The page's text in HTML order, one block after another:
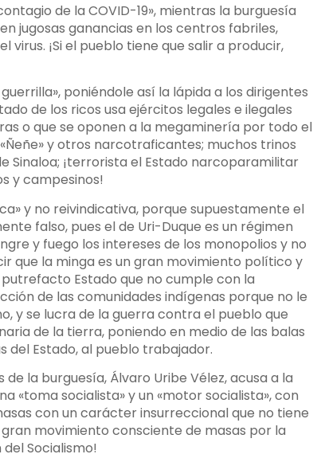
de la COVID-19», mientras la burguesía
jugosas ganancias en los centros fabriles,
¡Si el pueblo tiene que salir a producir,
poniéndole así la lápida a los dirigentes
de los ricos usa ejércitos legales e ilegales
o que se oponen a la megaminería por todo el
y otros narcotraficantes; muchos trinos
Sinaloa; ¡terrorista el Estado narcoparamilitar
y campesinos!
y no reivindicativa, porque supuestamente el
falso, pues el de Uri-Duque es un régimen
y fuego los intereses de los monopolios y no
que la minga es un gran movimiento político y
Estado que no cumple con la
de las comunidades indígenas porque no le
y se lucra de la guerra contra el pueblo que
de la tierra, poniendo en medio de las balas
del Estado, al pueblo trabajador.
la burguesía, Álvaro Uribe Vélez, acusa a la
«toma socialista» y un «motor socialista», con
con un carácter insurreccional que no tiene
movimiento consciente de masas por la
Socialismo!